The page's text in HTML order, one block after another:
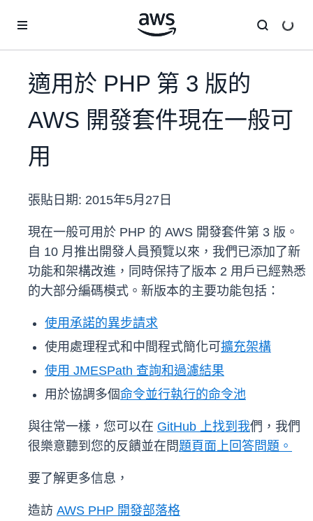
適用於 PHP 第 3 版的
AWS 開發套件現在一般可
用
張貼日期: 2015年5月27日
現在一般可用於 PHP 的 AWS 開發套件第 3 版。
自 10 月推出開發人員預覽以來，我們已添加了新
功能和架構改進，同時保持了版本 2 用戶已經熟悉
的大部分編碼模式。新版本的主要功能包括：
使用承諾的異步請求
使用處理程式和中間程式簡化可 擴充架構
使用 JMESPath 查詢和過濾結果
用於協調多個命令並行執行的命令池
與往常一樣，您可以在 GitHub 上找到我們，我們
很樂意聽到您的反饋並在問題頁面上回答問題。
要了解更多信息，
造訪 AWS PHP 開發部落格